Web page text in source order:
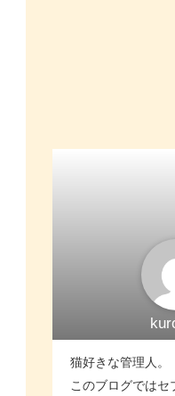
猫好きな管理人。
このブログではセ